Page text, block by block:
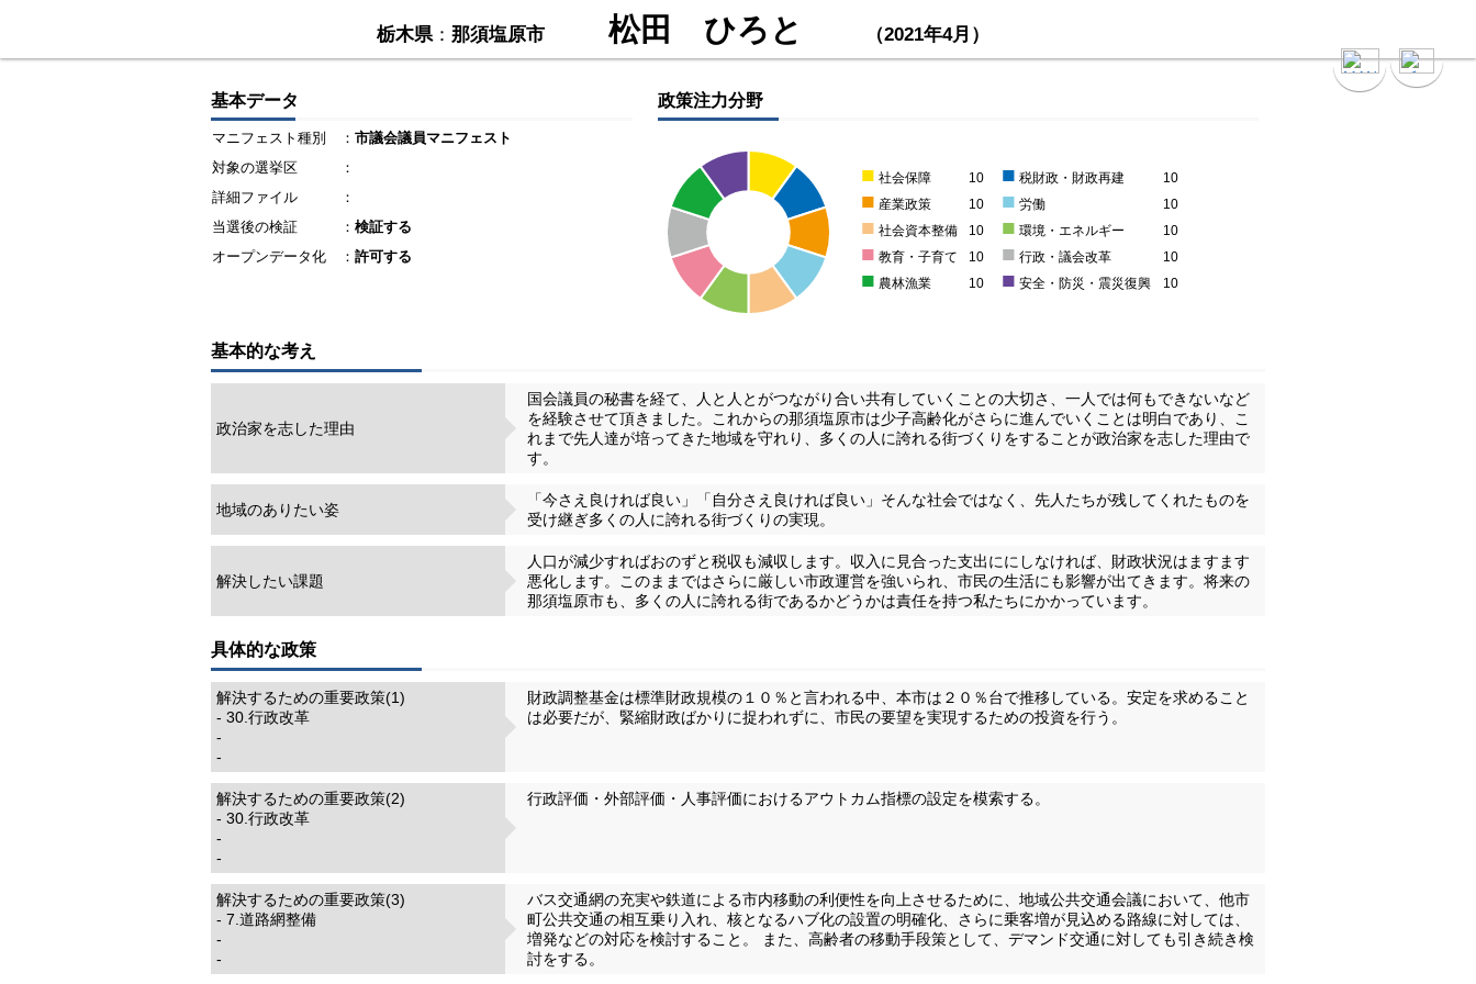
栃木県： 那須塩原市 松田 ひろと （2021年4月）
基本データ
マニフェスト種別 ： 市議会議員マニフェスト
対象の選挙区
：
詳細ファイル
：
当選後の検証
： 検証する
オープンデータ化
： 許可する
政策注力分野
■ 社会保障 10 ■ 税財政・財政再建 10
■ 産業政策 10 ■ 労働 10
■ 社会資本整備 10 ■ 環境・エネルギー 10
■ 教育・子育て 10 ■ 行政・議会改革 10
■ 農林漁業 10 ■ 安全・防災・震災復興 10
基本的な考え
政治家を志した理由
国会議員の秘書を経て、人と人とがつながり合い共有していくことの大切さ、一人では何もできないなど
を経験させて頂きました。これからの那須塩原市は少子高齢化がさらに進んでいくことは明白であり、こ
れまで先人達が培ってきた地域を守れり、多くの人に誇れる街づくりをすることが政治家を志した理由で
す。
地域のありたい姿
「今さえ良ければ良い」「自分さえ良ければ良い」そんな社会ではなく、先人たちが残してくれたものを
受け継ぎ多くの人に誇れる街づくりの実現。
解決したい課題
人口が減少すればおのずと税収も減収します。収入に見合った支出ににしなければ、財政状況はますます
悪化します。このままではさらに厳しい市政運営を強いられ、市民の生活にも影響が出てきます。将来の
那須塩原市も、多くの人に誇れる街であるかどうかは責任を持つ私たちにかかっています。
具体的な政策
解決するための重要政策(1)
- 30.行政改革
-
-
財政調整基金は標準財政規模の１０％と言われる中、本市は２０％台で推移している。安定を求めること
は必要だが、緊縮財政ばかりに捉われずに、市民の要望を実現するための投資を行う。
解決するための重要政策(2)
- 30.行政改革
-
-
行政評価・外部評価・人事評価におけるアウトカム指標の設定を模索する。
解決するための重要政策(3)
- 7.道路網整備
-
-
バス交通網の充実や鉄道による市内移動の利便性を向上させるために、地域公共交通会議において、他市
町公共交通の相互乗り入れ、核となるハブ化の設置の明確化、さらに乗客増が見込める路線に対しては、
増発などの対応を検討すること。 また、高齢者の移動手段策として、デマンド交通に対しても引き続き検
討をする。